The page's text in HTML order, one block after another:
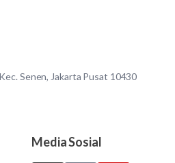
Senen, Jakarta Pusat 10430
Media Sosial